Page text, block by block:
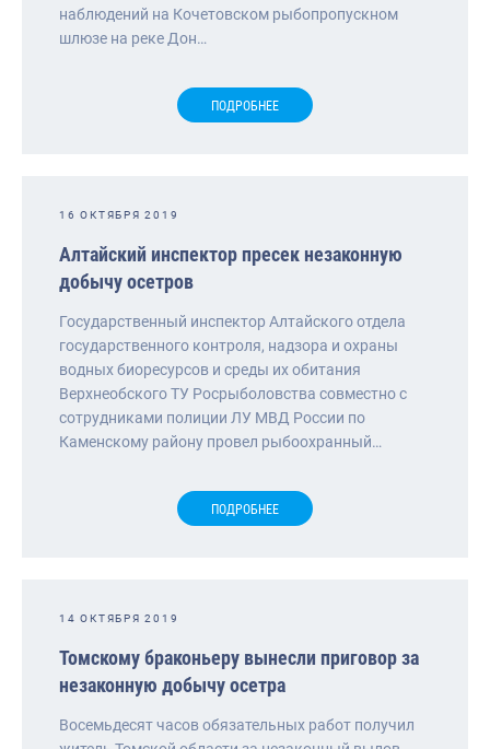
наблюдений на Кочетовском рыбопропускном
шлюзе на реке Дон…
ПОДРОБНЕЕ
16 ОКТЯБРЯ 2019
Алтайский инспектор пресек незаконную
добычу осетров
Государственный инспектор Алтайского отдела
государственного контроля, надзора и охраны
водных биоресурсов и среды их обитания
Верхнеобского ТУ Росрыболовства совместно с
сотрудниками полиции ЛУ МВД России по
Каменскому району провел рыбоохранный…
ПОДРОБНЕЕ
14 ОКТЯБРЯ 2019
Томскому браконьеру вынесли приговор за
незаконную добычу осетра
Восемьдесят часов обязательных работ получил